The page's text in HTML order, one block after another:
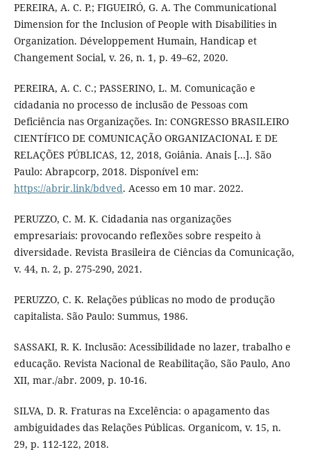
PEREIRA, A. C. P.; FIGUEIRÓ, G. A. The Communicational
Dimension for the Inclusion of People with Disabilities in
Organization. Développement Humain, Handicap et
Changement Social, v. 26, n. 1, p. 49–62, 2020.
PEREIRA, A. C. C.; PASSERINO, L. M. Comunicação e
cidadania no processo de inclusão de Pessoas com
Deficiência nas Organizações. In: CONGRESSO BRASILEIRO
CIENTÍFICO DE COMUNICAÇÃO ORGANIZACIONAL E DE
RELAÇÕES PÚBLICAS, 12, 2018, Goiânia. Anais [...]. São
Paulo: Abrapcorp, 2018. Disponível em:
https://abrir.link/bdved. Acesso em 10 mar. 2022.
PERUZZO, C. M. K. Cidadania nas organizações
empresariais: provocando reflexões sobre respeito à
diversidade. Revista Brasileira de Ciências da Comunicação,
v. 44, n. 2, p. 275-290, 2021.
PERUZZO, C. K. Relações públicas no modo de produção
capitalista. São Paulo: Summus, 1986.
SASSAKI, R. K. Inclusão: Acessibilidade no lazer, trabalho e
educação. Revista Nacional de Reabilitação, São Paulo, Ano
XII, mar./abr. 2009, p. 10-16.
SILVA, D. R. Fraturas na Excelência: o apagamento das
ambiguidades das Relações Públicas. Organicom, v. 15, n.
29, p. 112-122, 2018.